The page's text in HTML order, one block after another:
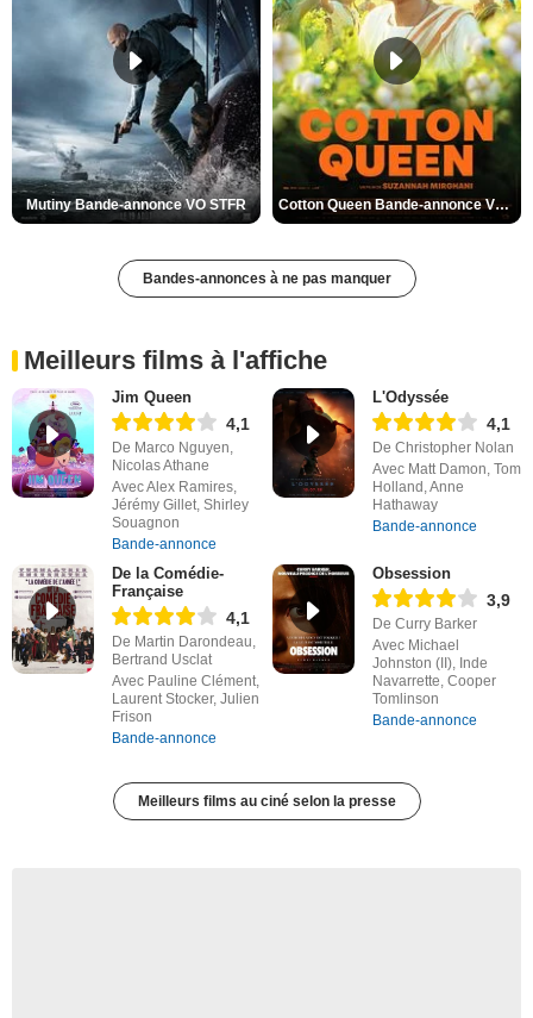
Mutiny Bande-annonce VO STFR Cotton Queen Bande-annonce VO STFR
Bandes-annonces à ne pas manquer
Meilleurs films à l'affiche
Jim Queen
4,1
De Marco Nguyen,
Nicolas Athane
Avec Alex Ramires,
Jérémy Gillet, Shirley
Souagnon
Bande-annonce
L'Odyssée
4,1
De Christopher Nolan
Avec Matt Damon, Tom
Holland, Anne
Hathaway
Bande-annonce
De la Comédie-
Française
4,1
De Martin Darondeau,
Bertrand Usclat
Avec Pauline Clément,
Laurent Stocker, Julien
Frison
Bande-annonce
Obsession
3,9
De Curry Barker
Avec Michael
Johnston (II), Inde
Navarrette, Cooper
Tomlinson
Bande-annonce
Meilleurs films au ciné selon la presse